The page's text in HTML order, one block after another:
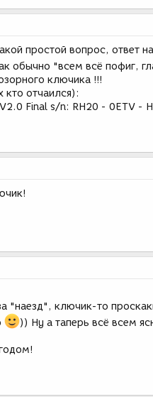
простой вопрос, ответ
обычно "всем всё пофиг,
ключика !!!
кто отчаился):
Final s/n: RH20 - 0ETV -
"наезд", ключик-то
)) Ну а таперь всё всем